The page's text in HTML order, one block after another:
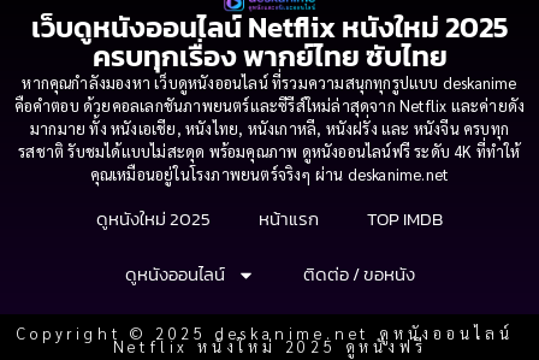
เว็บดูหนังออนไลน์ Netflix หนังใหม่ 2025
ครบทุกเรื่อง พากย์ไทย ซับไทย
หากคุณกำลังมองหา เว็บดูหนังออนไลน์ ที่รวมความสนุกทุกรูปแบบ deskanime
คือคำตอบ ด้วยคอลเลกชันภาพยนตร์และซีรีส์ใหม่ล่าสุดจาก Netflix และค่ายดัง
มากมาย ทั้ง หนังเอเชีย, หนังไทย, หนังเกาหลี, หนังฝรั่ง และ หนังจีน ครบทุก
รสชาติ รับชมได้แบบไม่สะดุด พร้อมคุณภาพ ดูหนังออนไลน์ฟรี ระดับ 4K ที่ทำให้
คุณเหมือนอยู่ในโรงภาพยนตร์จริงๆ ผ่าน deskanime.net
ดูหนังใหม่ 2025 หน้าแรก
TOP IMDB
ดูหนังออนไลน์
ติดต่อ / ขอหนัง
Copyright © 2025 deskanime.net ดูหนังออนไลน์
Netflix หนังใหม่ 2025 ดูหนังฟรี